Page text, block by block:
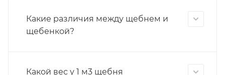
Какие различия между щебнем и
щебенкой?
Какой вес у 1 м3 щебня